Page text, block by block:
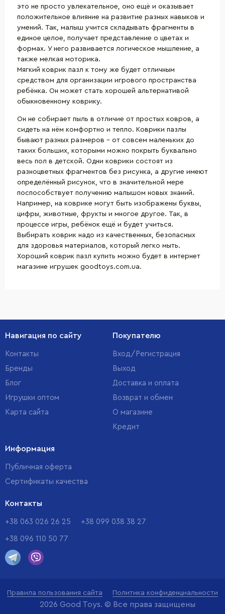
это не просто увлекательное, оно ещё и оказывает
положительное влияние на развитие разных навыков и
умений. Так, малыш учится складывать фрагменты в
единое целое, получает представление о цветах и
формах. У него развивается логическое мышление, а
также мелкая моторика.
Мягкий коврик пазл к тому же будет отличным
средством для организации игрового пространства
ребёнка. Он может стать хорошей альтернативой
обыкновенному коврику.
Он не собирает пыль в отличие от простых ковров, а
сидеть на нём комфортно и тепло. Коврики пазлы
бывают разных размеров – от совсем маленьких до
таких больших, которыми можно покрыть буквально
весь пол в детской. Одни коврики состоят из
разноцветных фрагментов без рисунка, а другие имеют
определённый рисунок, что в значительной мере
поспособствует получению малышом новых знаний.
Например, на коврике могут быть изображены буквы,
цифры, животные, фрукты и многое другое. Так, в
процессе игры, ребёнок ещё и будет учиться.
Выбирать коврик надо из качественных, безопасных
для здоровья материалов, который легко мыть.
Хороший коврик пазл купить можно будет в интернет
магазине игрушек goodtoys.com.ua.
Навигация по сайту
Контакты
Бренды
Блог
Игрушки оптом
Карта сайта
Покупателю
Вход/Регистрация
Выход
Доставка и оплата
Возврат и обмен
О магазине
Кредит
Информация
Публичная оферта
Сертификаты качества
Контакты
+38 063 026 26 25 +38 099 038 38 27
+38 096 110 50 77
Правила пользования сайта Политика конфиденциальности
2026 Good Toys. © Все права защищены